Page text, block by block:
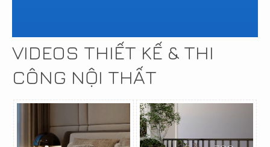
VIDEOS THIẾT KẾ & THI
CÔNG NỘI THẤT